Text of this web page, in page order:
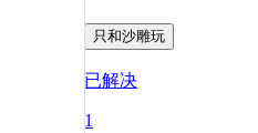
只和沙雕玩
已解决
1